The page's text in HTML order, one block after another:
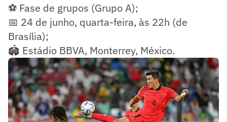
⚽ Fase de grupos (Grupo A);
📅 24 de junho, quarta-feira, às 22h (de
Brasília);
🏟️ Estádio BBVA, Monterrey, México.